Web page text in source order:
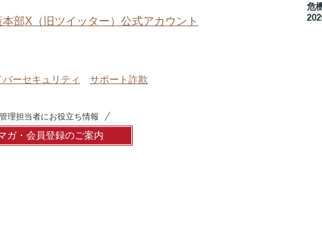
部X（旧ツイッター）公式アカウント
バーセキュリティ サポート詐欺
理担当者にお役立ち情報
ガ・会員登録のご案内
危